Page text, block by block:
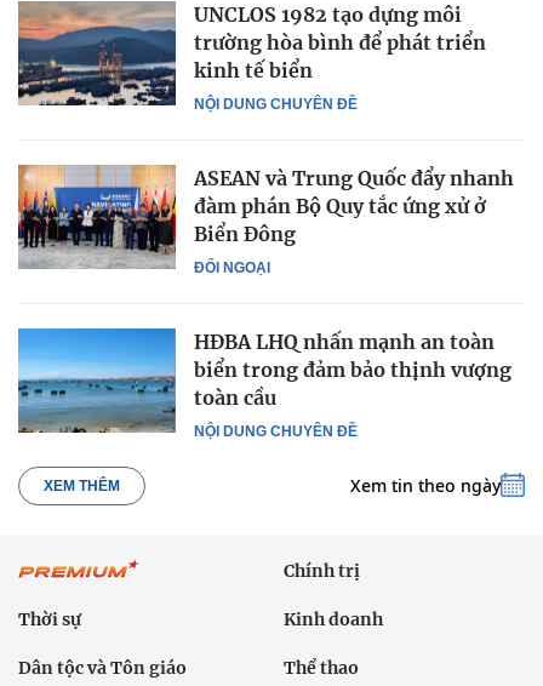
NỘI DUNG CHUYÊN ĐỀ
UNCLOS 1982 tạo dựng môi
trường hòa bình để phát triển
kinh tế biển
ĐỐI NGOẠI
ASEAN và Trung Quốc đẩy nhanh
đàm phán Bộ Quy tắc ứng xử ở
Biển Đông
NỘI DUNG CHUYÊN ĐỀ
HĐBA LHQ nhấn mạnh an toàn
biển trong đảm bảo thịnh vượng
toàn cầu
XEM THÊM Xem tin theo ngày
Chính trị
Thời sự Kinh doanh
Dân tộc và Tôn giáo Thể thao